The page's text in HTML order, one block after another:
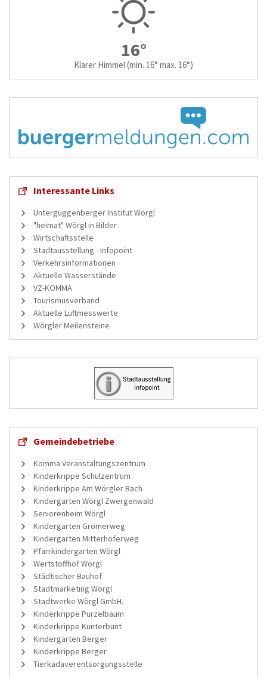
16°
Klarer Himmel(min. 16° max. 16°)
Interessante Links
Unterguggenberger Institut Wörgl
"heimat" Wörgl in Bilder
Wirtschaftsstelle
Stadtausstellung - Infopoint
Verkehrsinformationen
Aktuelle Wasserstände
VZ-KOMMA
Tourismusverband
Aktuelle Luftmesswerte
Wörgler Meilensteine
Gemeindebetriebe
Komma Veranstaltungszentrum
Kinderkrippe Schulzentrum
Kinderkrippe Am Wörgler Bach
Kindergarten Wörgl Zwergenwald
Seniorenheim Wörgl
Kindergarten Grömerweg
Kindergarten Mitterhoferweg
Pfarrkindergarten Wörgl
Wertstoffhof Wörgl
Städtischer Bauhof
Stadtmarketing Wörgl
Stadtwerke Wörgl GmbH.
Kinderkrippe Purzelbaum
Kinderkrippe Kunterbunt
Kindergarten Berger
Kinderkrippe Berger
Tierkadaverentsorgungsstelle